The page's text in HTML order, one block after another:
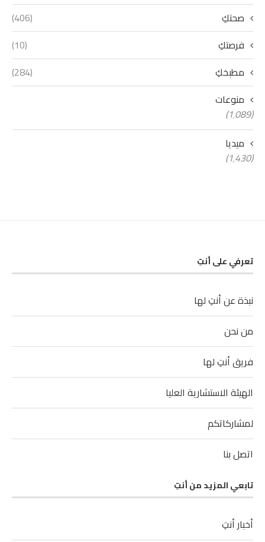
صحتكِ
(406)
فرصتكِ
(10)
مطبخكِ
(284)
منوعات
(1٬089)
ميديا
(1٬430)
تعرفي على أنتِ
نبذة عن أنتِ لها
من نحن
فريق أنتِ لها
الهيئة الاستشارية العليا
لمشاركاتكم
اتصل بنا
تابعي المزيد من أنتِ
أخبار أنتِ